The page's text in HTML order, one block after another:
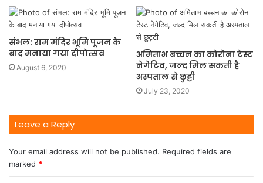
संभल: राम मंदिर भूमि पूजन के
बाद मनाया गया दीपोत्सव
August 6, 2020
अमिताभ बच्चन का कोरोना टेस्ट
नेगेटिव, जल्द मिल सकती है
अस्पताल से छुट्टी
July 23, 2020
Leave a Reply
Your email address will not be published. Required fields are
marked *